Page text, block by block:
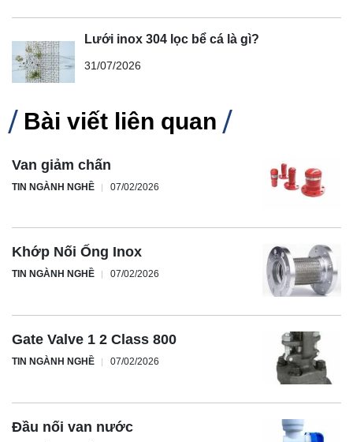
Lưới inox 304 lọc bể cá là gì?
31/07/2026
Bài viết liên quan
Van giảm chấn
TIN NGÀNH NGHỀ 07/02/2026
Khớp Nối Ống Inox
TIN NGÀNH NGHỀ 07/02/2026
Gate Valve 1 2 Class 800
TIN NGÀNH NGHỀ 07/02/2026
Đầu nối van nước